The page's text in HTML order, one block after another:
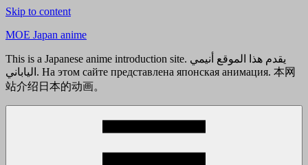
Skip to content
MOE Japan anime
This is a Japanese anime introduction site. يقدم هذا الموقع أنيمي
الياباني. На этом сайте представлена японская анимация. 本网
站介绍日本的动画。